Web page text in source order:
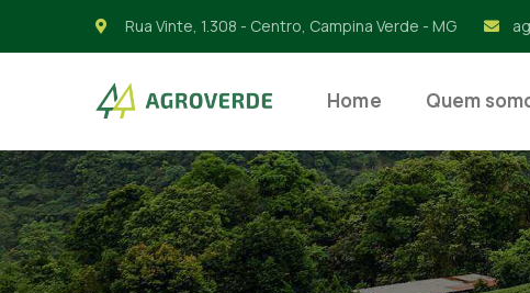
Rua Vinte, 1.308 - Centro, Campina Verde - MG
Home Quem